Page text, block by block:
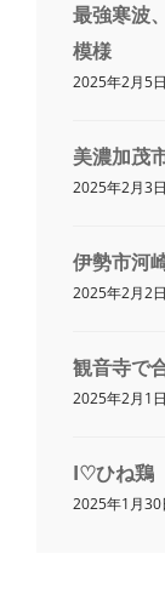
最強寒波
模様
2025年2月5日
美濃加茂
2025年2月3日
伊勢市河
2025年2月2日
観音寺で
2025年2月1日
I♡ひね鶏
2025年1月30